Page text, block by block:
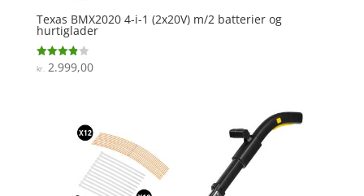
Texas BMX2020 4-i-1 (2x20V) m/2 batterier og
hurtiglader
Vurderet
3.9
kr.2.999,00